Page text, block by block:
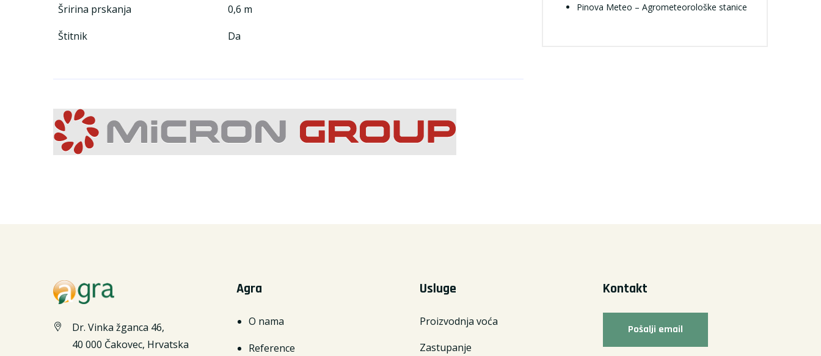
Šririna prskanja
0,6 m
Štitnik
Da
Pinova Meteo – Agrometeorološke stanice
Dr. Vinka žganca 46,
40 000 Čakovec, Hrvatska
Agra
O nama
Reference
Usluge
Proizvodnja voća
Zastupanje
Kontakt
Pošalji email